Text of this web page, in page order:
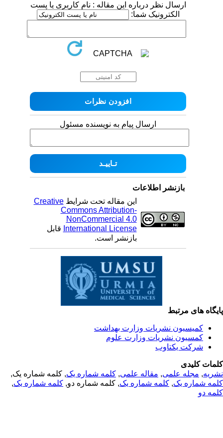
ارسال نظر درباره این مقاله : نام کاربری یا پست
الکترونیک شما:
ارسال پیام به نویسنده مسئول
بازنشر اطلاعات
این مقاله تحت شرایطCreative
Commons Attribution-
NonCommercial 4.0
International Licenseقابل
بازنشر است.
های مرتبط
کمیسیون نشریات وزارت بهداشت
کمسیون نشریات وزارت علوم
شرکت یکتاوب
کلیدی
,مجله علمی, مقاله علمی, کلمه شماره یک, کلمه شماره یک,
شماره یک,کلمه شماره یک, کلمه شماره دو,کلمه شماره یک,
دو